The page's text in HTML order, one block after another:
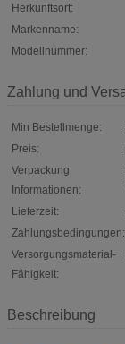
Herkunftsort:
Markenname:
Modellnummer:
Zahlung und
Min Bestellmenge:
Preis:
Verpackung
Informationen:
Lieferzeit:
Zahlungsbedingungen:
Versorgungsmaterial-
Fähigkeit:
Beschreibung